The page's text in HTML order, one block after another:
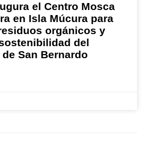
el Centro Mosca
en Isla Múcura para
orgánicos y
del
San Bernardo